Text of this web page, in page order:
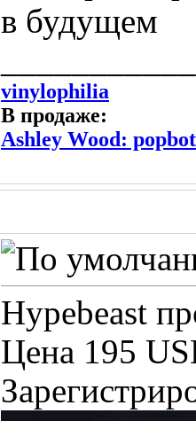
в будущем
vinylophilia
В продаже:
Ashley Wood:
Hypebeast
Цена 195